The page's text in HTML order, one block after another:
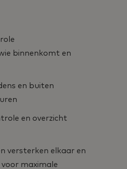
binnenkomt en
en buiten
en overzicht
versterken elkaar en
maximale